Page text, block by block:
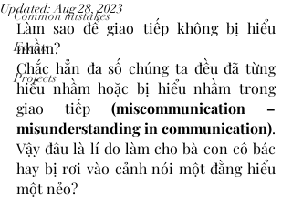
Common mistakes
Events
Projects
Updated:Aug 28, 2023
Làm sao để giao tiếp không bị hiểu
nhầm?
Chắc hẳn đa số chúng ta đều đã từng
hiểu nhầm hoặc bị hiểu nhầm trong
giao tiếp (miscommunication –
misunderstanding in communication).
Vậy đâu là lí do làm cho bà con cô bác
hay bị rơi vào cảnh nói một đằng hiểu
một nẻo?